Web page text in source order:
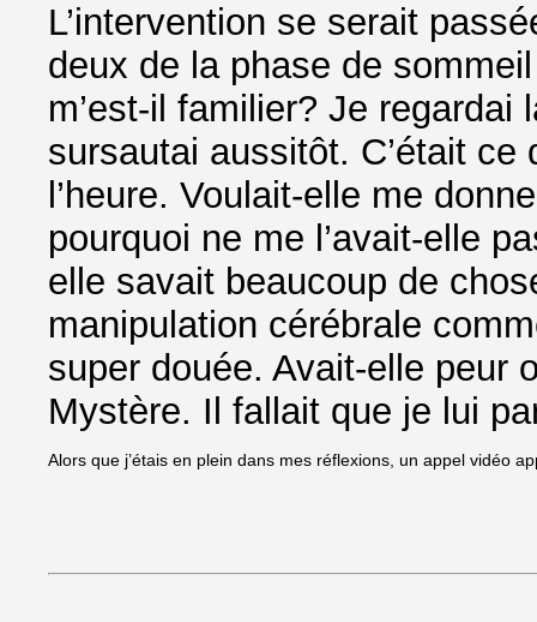
L’intervention se serait
deux de la phase de
m’est-il familier? Je
sursautai aussitôt. C’était ce
l’heure. Voulait-elle me
pourquoi ne me l’avait-elle
elle savait beaucoup de
manipulation cérébrale
super douée. Avait-elle peur
Mystère. Il fallait que je lui
Alors que j’étais en plein dans mes réflexions, un appel vidéo